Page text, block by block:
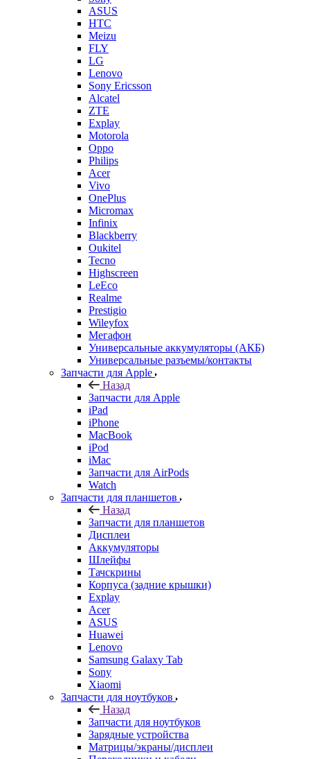
Sony Ericsson
Alcatel
ZTE
Explay
Motorola
Oppo
Philips
Acer
Vivo
OnePlus
Micromax
Infinix
Blackberry
Oukitel
Tecno
Highscreen
LeEco
Realme
Prestigio
Wileyfox
Мегафон
Универсальные аккумуляторы (АКБ)
Универсальные разъемы/контакты
Запчасти для Apple
Назад
Запчасти для Apple
iPad
iPhone
MacBook
iPod
iMac
Запчасти для AirPods
Watch
Запчасти для планшетов
Назад
Запчасти для планшетов
Дисплеи
Аккумуляторы
Шлейфы
Тачскрины
Корпуса (задние крышки)
Explay
Acer
ASUS
Huawei
Lenovo
Samsung Galaxy Tab
Sony
Xiaomi
Запчасти для ноутбуков
Назад
Запчасти для ноутбуков
Зарядные устройства
Матрицы/экраны/дисплеи
Переходники и кабели
Системы охлаждения
Запчасти для смарт часов
Назад
Запчасти для смарт часов
Asus